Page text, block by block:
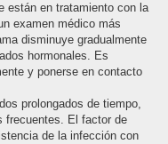
están en tratamiento con la
examen médico más
disminuye gradualmente
hormonales. Es
y ponerse en contacto
prolongados de tiempo,
frecuentes. El factor de
de la infección con